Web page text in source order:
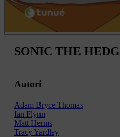
SONIC THE
Autori
Adam Bryce Thomas
Ian Flynn
Matt Herms
Tracy Yardley